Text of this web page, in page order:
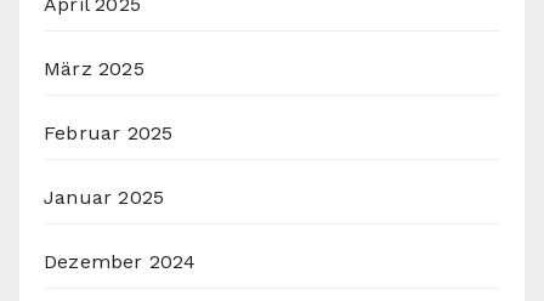
März 2025
Februar 2025
Januar 2025
Dezember 2024